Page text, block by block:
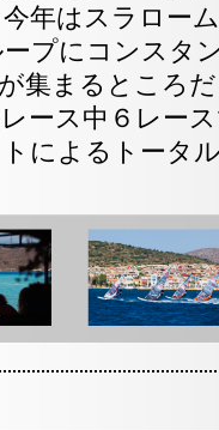
年はスラロー
プにコンスタ
集まるところ
ース中６レー
によるトータ